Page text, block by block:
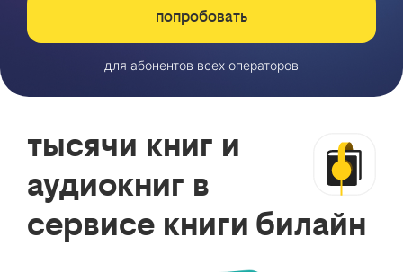
попробовать
для абонентов всех операторов
тысячи книг и
аудиокниг в
сервисе книги билайн